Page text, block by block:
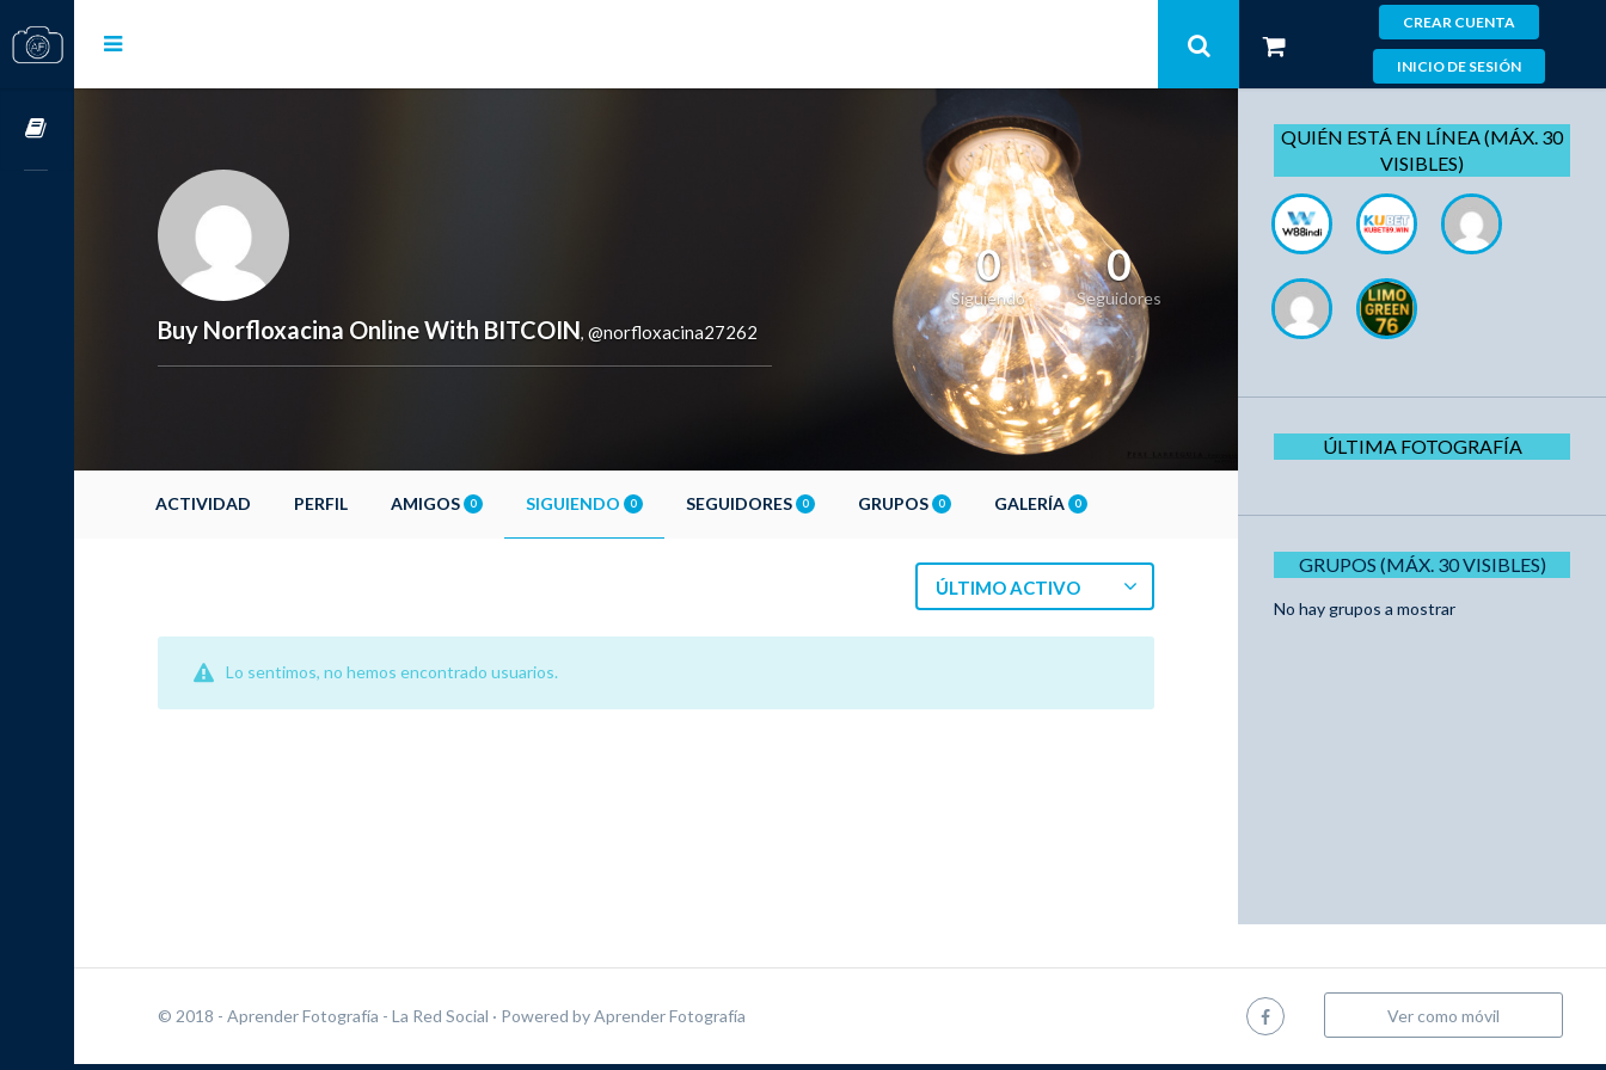
CREAR CUENTA
INICIO DE SESIÓN
Buy Norfloxacina Online With BITCOIN, @norfloxacina27262
0
Siguiendo
0
Seguidores
ACTIVIDAD PERFIL AMIGOS 0 SIGUIENDO 0 SEGUIDORES 0 GRUPOS 0 GALERÍA 0
ÚLTIMO ACTIVO
Lo sentimos, no hemos encontrado usuarios.
QUIÉN ESTÁ EN LÍNEA (MÁX. 30
VISIBLES)
ÚLTIMA FOTOGRAFÍA
GRUPOS (MÁX. 30 VISIBLES)
No hay grupos a mostrar
© 2018 - Aprender Fotografía - La Red Social · Powered byAprender Fotografía